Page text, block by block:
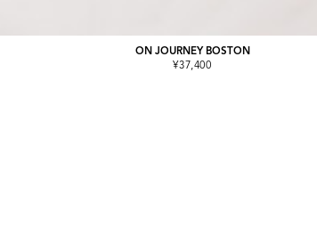
ON JOURNEY BOSTON
¥37,400